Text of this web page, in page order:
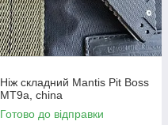
Ніж складний Mantis Pit Boss
MT9a, china
Готово до відправки